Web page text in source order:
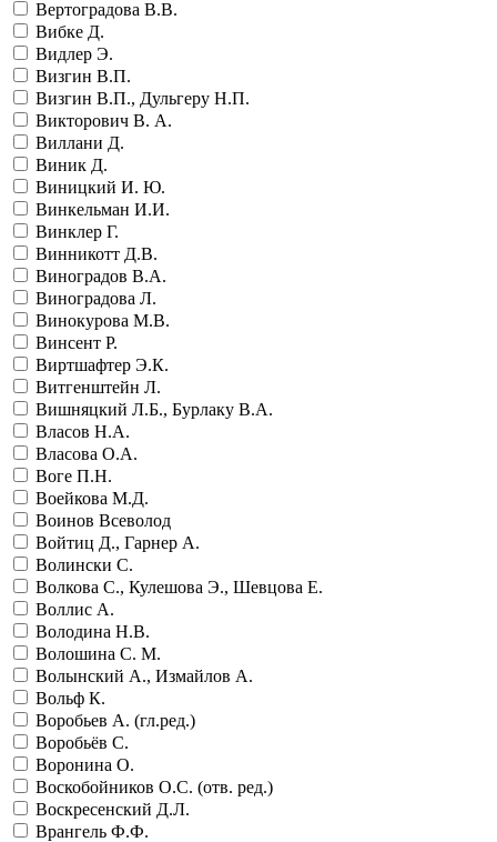
Вертоградова В.В.
Вибке Д.
Видлер Э.
Визгин В.П.
Визгин В.П., Дульгеру Н.П.
Викторович В. А.
Виллани Д.
Виник Д.
Виницкий И. Ю.
Винкельман И.И.
Винклер Г.
Винникотт Д.В.
Виноградов В.А.
Виноградова Л.
Винокурова М.В.
Винсент Р.
Виртшафтер Э.К.
Витгенштейн Л.
Вишняцкий Л.Б., Бурлаку В.А.
Власов Н.А.
Власова О.А.
Воге П.Н.
Воейкова М.Д.
Воинов Всеволод
Войтиц Д., Гарнер А.
Волински С.
Волкова С., Кулешова Э., Шевцова Е.
Воллис А.
Володина Н.В.
Волошина С. М.
Волынский А., Измайлов А.
Вольф К.
Воробьев А. (гл.ред.)
Воробьёв С.
Воронина О.
Воскобойников О.С. (отв. ред.)
Воскресенский Д.Л.
Врангель Ф.Ф.